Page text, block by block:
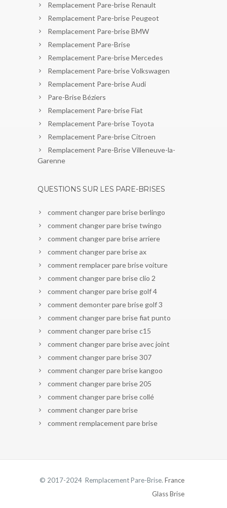
Remplacement Pare-brise Renault
Remplacement Pare-brise Peugeot
Remplacement Pare-brise BMW
Remplacement Pare-Brise
Remplacement Pare-brise Mercedes
Remplacement Pare-brise Volkswagen
Remplacement Pare-brise Audi
Pare-Brise Béziers
Remplacement Pare-brise Fiat
Remplacement Pare-brise Toyota
Remplacement Pare-brise Citroen
Remplacement Pare-Brise Villeneuve-la-
Garenne
QUESTIONS SUR LES PARE-BRISES
comment changer pare brise berlingo
comment changer pare brise twingo
comment changer pare brise arriere
comment changer pare brise ax
comment remplacer pare brise voiture
comment changer pare brise clio 2
comment changer pare brise golf 4
comment demonter pare brise golf 3
comment changer pare brise fiat punto
comment changer pare brise c15
comment changer pare brise avec joint
comment changer pare brise 307
comment changer pare brise kangoo
comment changer pare brise 205
comment changer pare brise collé
comment changer pare brise
comment remplacement pare brise
© 2017-2024 Remplacement Pare-Brise. France
Glass Brise